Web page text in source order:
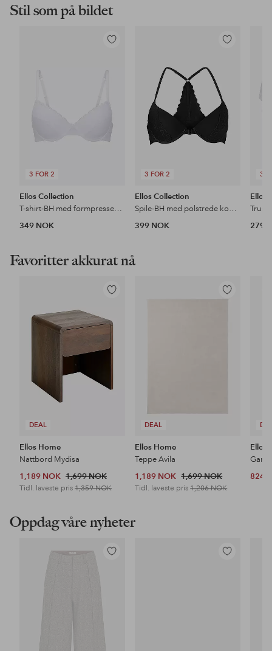
Stil som på bildet
3 FOR 2
Legg
Ellos Collection
T-shirt-BH med formpressede kopper
349 NOK
3 FOR 2
Legg
Ellos Collection
Spile-BH med polstrede kopper
399 NOK
3
Ellos
279
Favoritter akkurat nå
DEAL
Legg
favoritter
Ellos Home
Nattbord Mydisa
1,189 NOK 1,699 NOK
Tidl. laveste pris 1,359 NOK
DEAL
Legg
Ellos Home
Teppe Avila
1,189 NOK 1,699 NOK
Tidl. laveste pris1,206 NOK
Ellos
824
Oppdag våre nyheter
Legg
Legg